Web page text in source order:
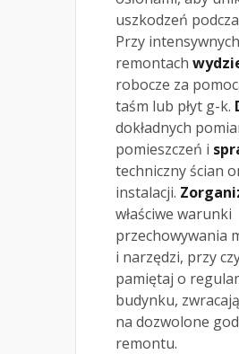
uszkodzeń
Przy intensywnych
remontach
robocze za
taśm lub płyt g-k.
dokładnych
pomieszczeń i
techniczny ścian
instalacji.
właściwe warunki
przechowywania
i narzędzi, przy
pamiętaj o
budynku,
na dozwolone
remontu.